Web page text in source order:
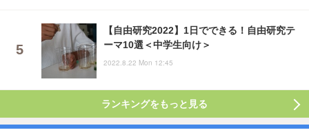
【自由研究2022】1日でできる！自由研究テ
ーマ10選＜中学生向け＞
2022.8.22 Mon 12:45
ランキングをもっと見る